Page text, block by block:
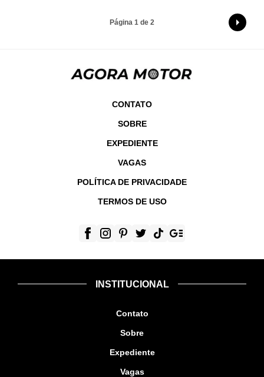
Página 1 de 2
CONTATO
SOBRE
EXPEDIENTE
VAGAS
POLÍTICA DE PRIVACIDADE
TERMOS DE USO
INSTITUCIONAL
Contato
Sobre
Expediente
Vagas